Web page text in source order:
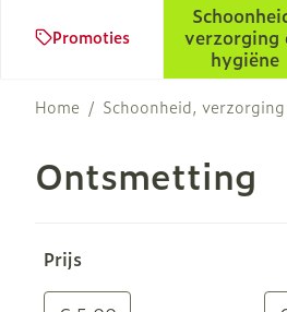
Promoties
verzorging
hygiëne
Home / Schoonheid,
Ontsmetting
Prijs